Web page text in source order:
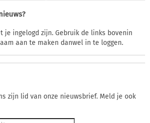
je ingelogd zijn. Gebruik de links bovenin
aan te maken danwel in te loggen.
zijn lid van onze nieuwsbrief. Meld je ook